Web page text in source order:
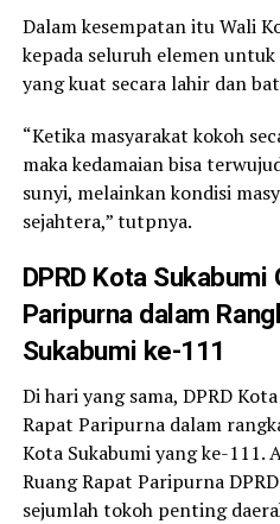
Dalam kesempatan itu Wali
kepada seluruh elemen
yang kuat secara lahir dan
“Ketika masyarakat kokoh
maka kedamaian bisa
sunyi, melainkan kondisi
sejahtera,” tutpnya.
DPRD Kota Sukabumi
Paripurna dalam
Sukabumi ke-111
Di hari yang sama, DPRD
Rapat Paripurna dalam
Kota Sukabumi yang ke-111.
Ruang Rapat Paripurna
sejumlah tokoh penting